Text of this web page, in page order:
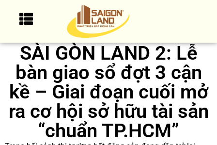
SÀI GÒN LAND 2: Lễ
bàn giao sổ đợt 3 cận
kề – Giai đoạn cuối mở
ra cơ hội sở hữu tài sản
“chuẩn TP.HCM”